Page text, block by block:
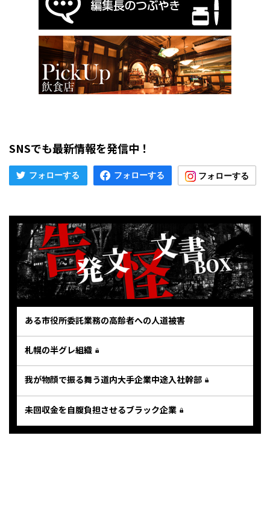
SNSでも最新情報を発信中！
ある市役所委託業務の高齢者への人道被害
札幌の半グレ組織
我が物顔で振る舞う道内大手企業中途入社幹部
未回収金を自腹負担させるブラック企業